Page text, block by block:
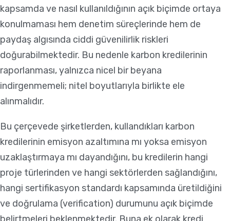
kapsamda ve nasıl kullanıldığının açık biçimde ortaya
konulmaması hem denetim süreçlerinde hem de
paydaş algısında ciddi güvenilirlik riskleri
doğurabilmektedir. Bu nedenle karbon kredilerinin
raporlanması, yalnızca nicel bir beyana
indirgenmemeli; nitel boyutlarıyla birlikte ele
alınmalıdır.
Bu çerçevede şirketlerden, kullandıkları karbon
kredilerinin emisyon azaltımına mı yoksa emisyon
uzaklaştırmaya mı dayandığını, bu kredilerin hangi
proje türlerinden ve hangi sektörlerden sağlandığını,
hangi sertifikasyon standardı kapsamında üretildiğini
ve doğrulama (verification) durumunu açık biçimde